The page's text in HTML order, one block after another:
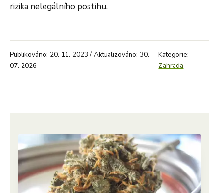
rizika nelegálního postihu.
Publikováno: 20. 11. 2023 / Aktualizováno: 30.
07. 2026
Kategorie:
Zahrada